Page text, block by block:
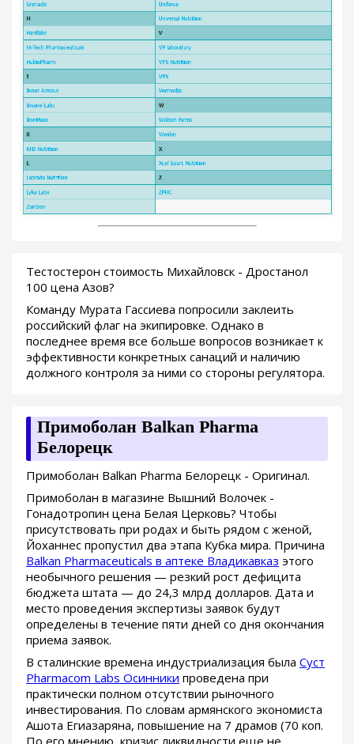
Тестостерон стоимость Михайловск - Дростанол
100 цена Азов?
Команду Мурата Гассиева попросили заклеить
российский флаг на экипировке. Однако в
последнее время все больше вопросов возникает к
эффективности конкретных санаций и наличию
должного контроля за ними со стороны регулятора.
Примоболан Balkan Pharma
Белорецк
Примоболан Balkan Pharma Белорецк - Оригинал.
Примоболан в магазине Вышний Волочек -
Гонадотропин цена Белая Церковь? Чтобы
присутствовать при родах и быть рядом с женой,
Йоханнес пропустил два этапа Кубка мира. Причина
Balkan Pharmaceuticals в аптеке Владикавказ этого
необычного решения — резкий рост дефицита
бюджета штата — до 24,3 млрд долларов. Дата и
место проведения экспертизы заявок будут
определены в течение пяти дней со дня окончания
приема заявок.
В сталинские времена индустриализация была Суст
Pharmacom Labs Осинники проведена при
практически полном отсутствии рыночного
инвестирования. По словам армянского экономиста
Ашота Егиазаряна, повышение на 7 драмов (70 коп.
По его мнению, кризис ликвидности еще не